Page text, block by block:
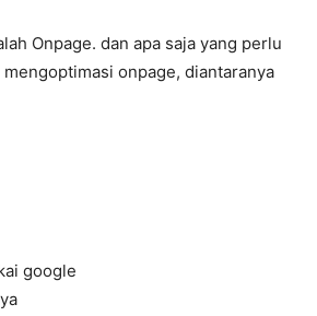
Onpage. dan apa saja yang perlu
onpage, diantaranya
google